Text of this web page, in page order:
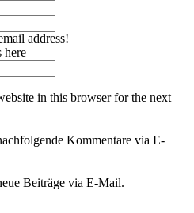
address!
here
in this browser for the next
Kommentare via E-
Beiträge via E-Mail.